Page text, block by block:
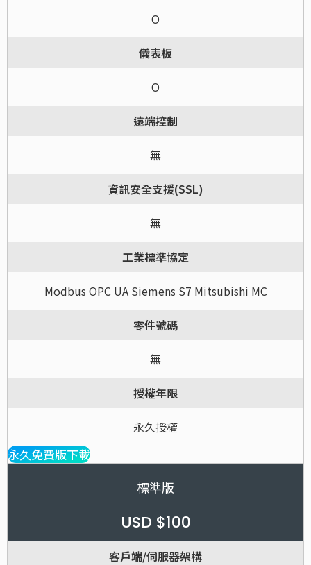
O
儀表板
O
遠端控制
無
資訊安全支援(SSL)
無
工業標準協定
Modbus OPC UA Siemens S7 Mitsubishi MC
零件號碼
無
授權年限
永久授權
永久免費版下載
標準版
USD $100
客戶端/伺服器架構